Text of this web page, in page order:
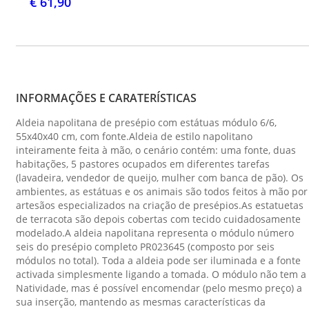
INFORMAÇÕES E CARATERÍSTICAS
Aldeia napolitana de presépio com estátuas módulo 6/6,
55x40x40 cm, com fonte.Aldeia de estilo napolitano
inteiramente feita à mão, o cenário contém: uma fonte, duas
habitações, 5 pastores ocupados em diferentes tarefas
(lavadeira, vendedor de queijo, mulher com banca de pão). Os
ambientes, as estátuas e os animais são todos feitos à mão por
artesãos especializados na criação de presépios.As estatuetas
de terracota são depois cobertas com tecido cuidadosamente
modelado.A aldeia napolitana representa o módulo número
seis do presépio completo PR023645 (composto por seis
módulos no total). Toda a aldeia pode ser iluminada e a fonte
activada simplesmente ligando a tomada. O módulo não tem a
Natividade, mas é possível encomendar (pelo mesmo preço) a
sua inserção, mantendo as mesmas características da